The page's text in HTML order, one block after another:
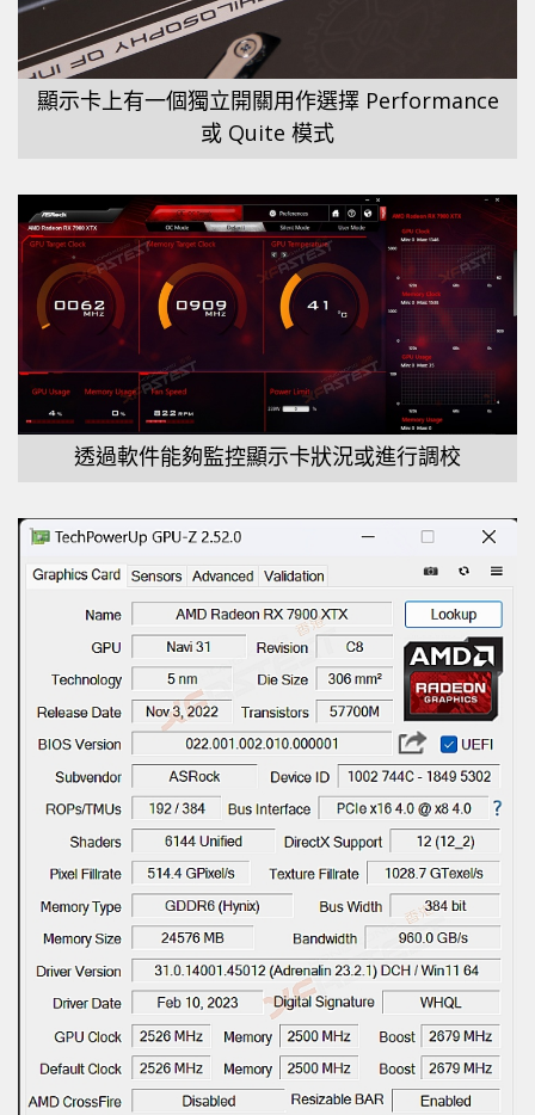
顯示卡上有一個獨立開關用作選擇 Performance
或 Quite 模式
透過軟件能夠監控顯示卡狀況或進行調校